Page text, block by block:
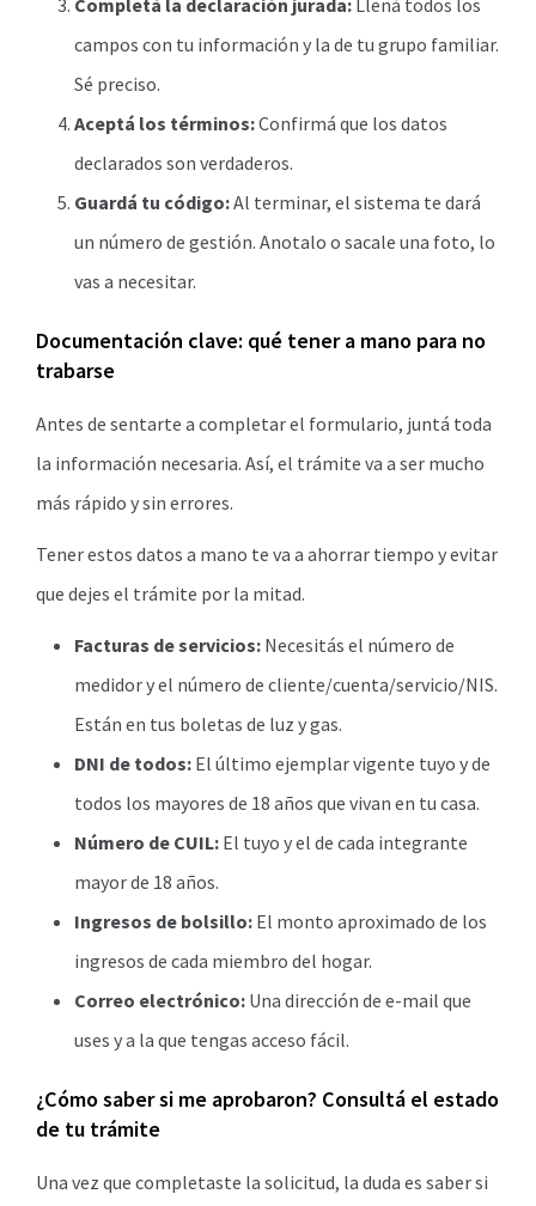
Completá la declaración jurada: Llená todos los
campos con tu información y la de tu grupo familiar.
Sé preciso.
Aceptá los términos:Confirmá que los datos
declarados son verdaderos.
Guardá tu código:Al terminar, el sistema te dará
un número de gestión. Anotalo o sacale una foto, lo
vas a necesitar.
Documentación clave: qué tener a mano para no
trabarse
Antes de sentarte a completar el formulario, juntá toda
la información necesaria. Así, el trámite va a ser mucho
más rápido y sin errores.
Tener estos datos a mano te va a ahorrar tiempo y evitar
que dejes el trámite por la mitad.
Facturas de servicios: Necesitás el número de
medidor y el número de cliente/cuenta/servicio/NIS.
Están en tus boletas de luz y gas.
DNI de todos: El último ejemplar vigente tuyo y de
todos los mayores de 18 años que vivan en tu casa.
Número de CUIL: El tuyo y el de cada integrante
mayor de 18 años.
Ingresos de bolsillo: El monto aproximado de los
ingresos de cada miembro del hogar.
Correo electrónico: Una dirección de e-mail que
uses y a la que tengas acceso fácil.
¿Cómo saber si me aprobaron? Consultá el estado
de tu trámite
Una vez que completaste la solicitud, la duda es saber si